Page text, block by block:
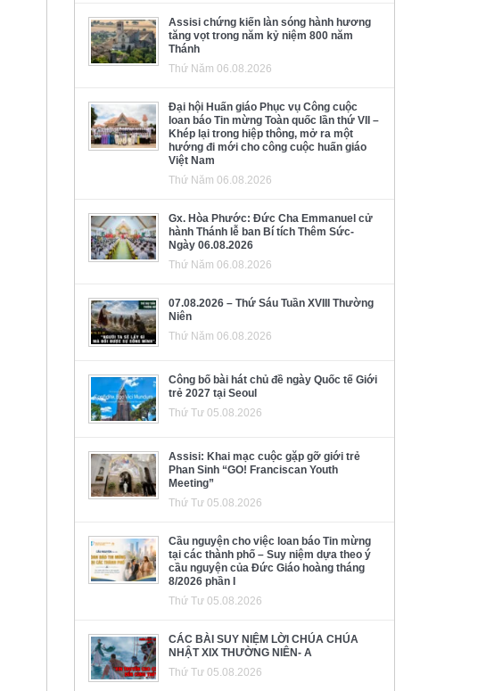
Assisi chứng kiến làn sóng hành hương
tăng vọt trong năm kỷ niệm 800 năm
Thánh
Thứ Năm 06.08.2026
Đại hội Huấn giáo Phục vụ Công cuộc
loan báo Tin mừng Toàn quốc lần thứ VII –
Khép lại trong hiệp thông, mở ra một
hướng đi mới cho công cuộc huấn giáo
Việt Nam
Thứ Năm 06.08.2026
Gx. Hòa Phước: Đức Cha Emmanuel cử
hành Thánh lễ ban Bí tích Thêm Sức-
Ngày 06.08.2026
Thứ Năm 06.08.2026
07.08.2026 – Thứ Sáu Tuần XVIII Thường
Niên
Thứ Năm 06.08.2026
Công bố bài hát chủ đề ngày Quốc tế Giới
trẻ 2027 tại Seoul
Thứ Tư 05.08.2026
Assisi: Khai mạc cuộc gặp gỡ giới trẻ
Phan Sinh “GO! Franciscan Youth
Meeting”
Thứ Tư 05.08.2026
Cầu nguyện cho việc loan báo Tin mừng
tại các thành phố – Suy niệm dựa theo ý
cầu nguyện của Đức Giáo hoàng tháng
8/2026 phần I
Thứ Tư 05.08.2026
CÁC BÀI SUY NIỆM LỜI CHÚA CHÚA
NHẬT XIX THƯỜNG NIÊN- A
Thứ Tư 05.08.2026